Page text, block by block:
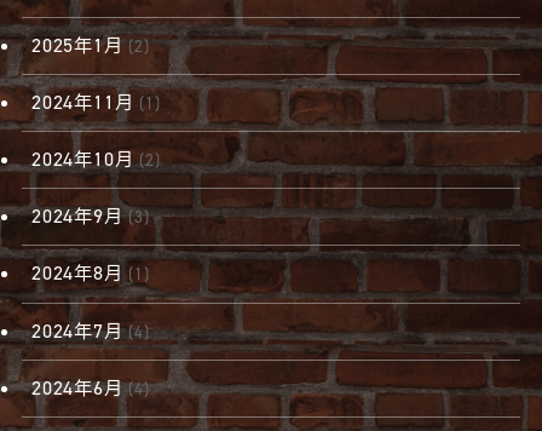
2025年1月(2)
2024年11月 (1)
2024年10月 (2)
2024年9月(3)
2024年8月 (1)
2024年7月(4)
2024年6月(4)